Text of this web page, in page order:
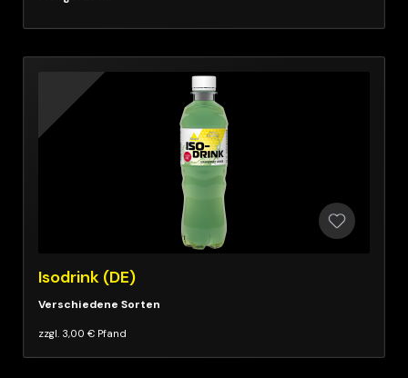
Isodrink (DE)
zzgl. 3,00 € Pfand